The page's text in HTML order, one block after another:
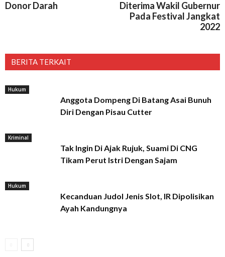
Donor Darah
Diterima Wakil Gubernur
Pada Festival Jangkat
2022
BERITA TERKAIT
Hukum
Anggota Dompeng Di Batang Asai Bunuh
Diri Dengan Pisau Cutter
Kriminal
Tak Ingin Di Ajak Rujuk, Suami Di CNG
Tikam Perut Istri Dengan Sajam
Hukum
Kecanduan Judol Jenis Slot, IR Dipolisikan
Ayah Kandungnya